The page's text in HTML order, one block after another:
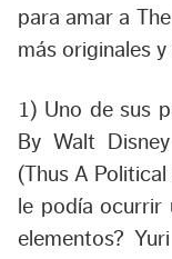
para amar a
más originales
1) Uno de sus
By Walt
(Thus A
le podía ocurrir
elementos?